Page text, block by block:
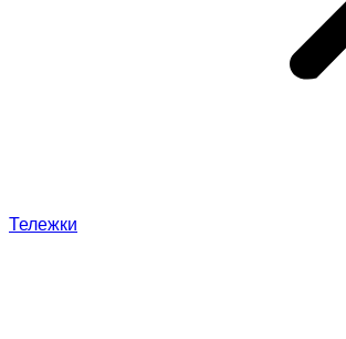
Тележки